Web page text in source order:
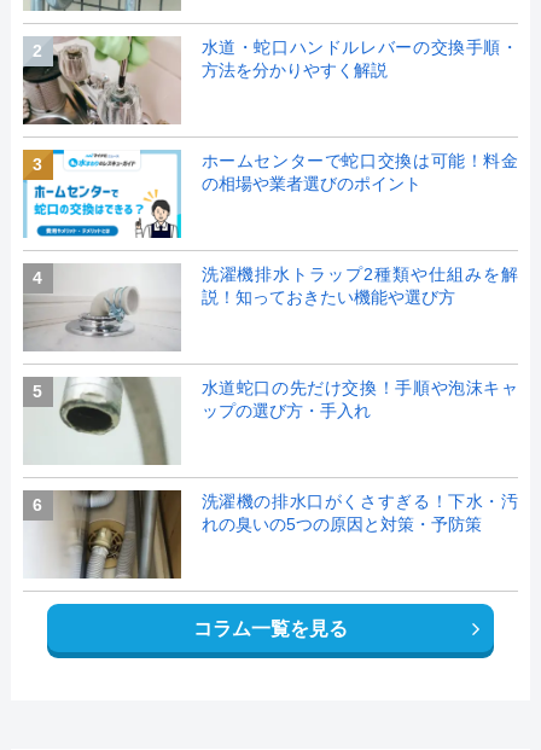
2
水道・蛇口ハンドルレバーの交換手順・
方法を分かりやすく解説
3
ホームセンターで蛇口交換は可能！料金
の相場や業者選びのポイント
4
洗濯機排水トラップ2種類や仕組みを解
説！知っておきたい機能や選び方
5
水道蛇口の先だけ交換！手順や泡沫キャ
ップの選び方・手入れ
6
洗濯機の排水口がくさすぎる！下水・汚
れの臭いの5つの原因と対策・予防策
コラム一覧を見る